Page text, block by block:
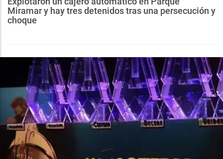
Miramar y hay tres detenidos tras una persecución y
choque